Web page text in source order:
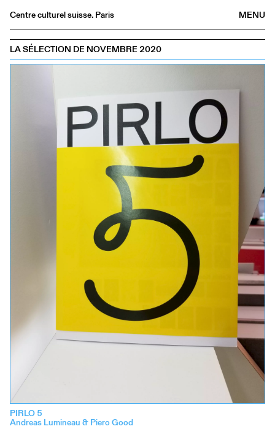
MENU
Centre culturel suisse. Paris
Agenda
Librairie
Médiathèque
LA SÉLECTION DE NOVEMBRE 2020
PIRLO 5
Andreas Lumineau & Piero Good